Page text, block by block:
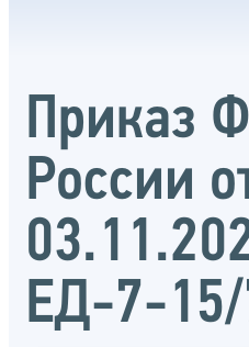
Приказ
России
ЕД-7-15/